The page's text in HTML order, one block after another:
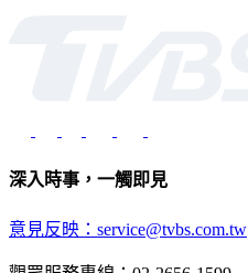
深入時事，一觸即見
意見反映：service@tvbs.com.tw